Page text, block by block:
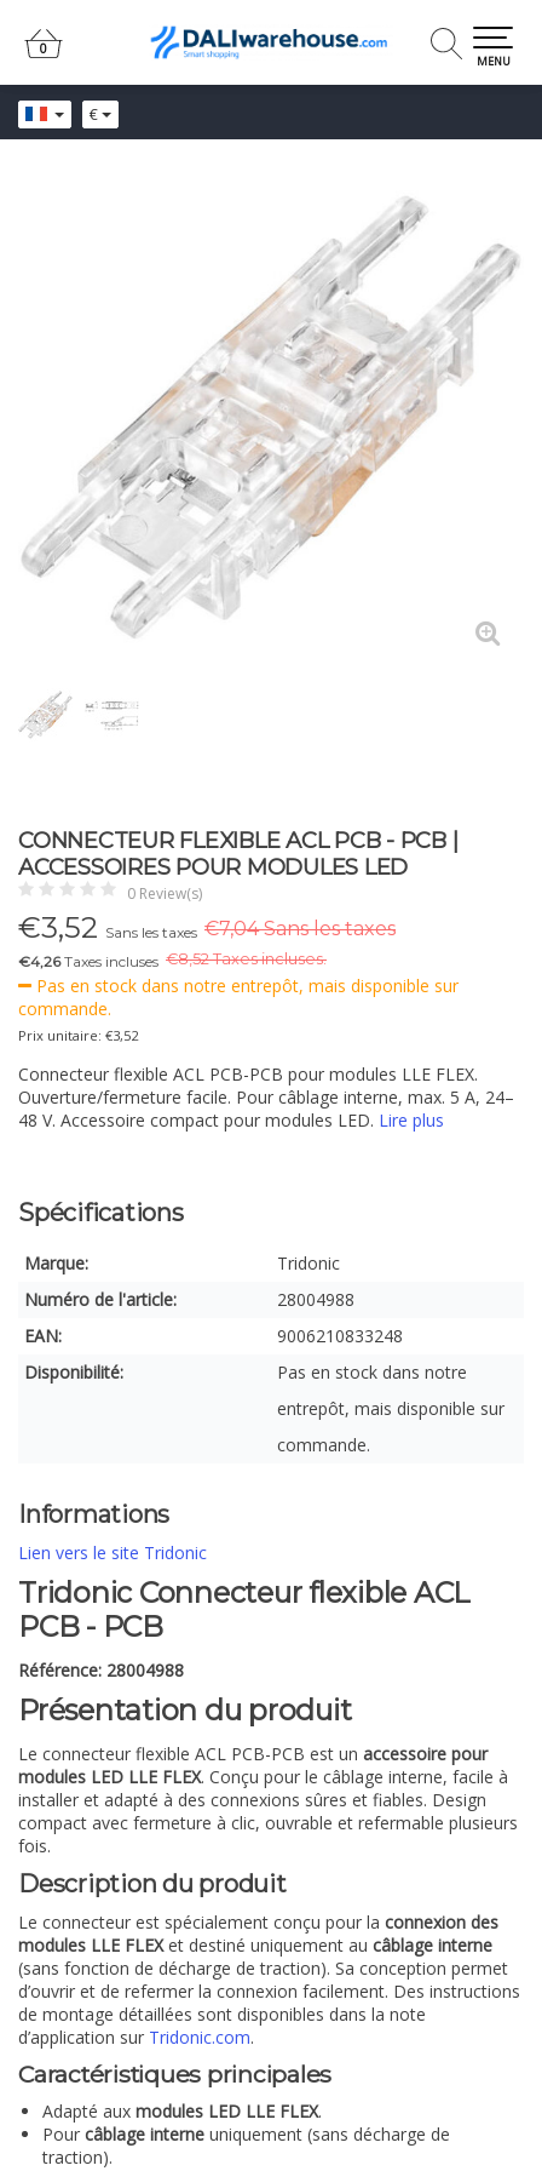
€
0
0
MENU
CONNECTEUR FLEXIBLE ACL PCB - PCB |
ACCESSOIRES POUR MODULES LED
0 Review(s)
€3,52 Sans les taxes €7,04 Sans les taxes
€4,26Taxes incluses €8,52 Taxes incluses.
Pas en stock dans notre entrepôt, mais disponible sur
commande.
Prix unitaire: €3,52
Connecteur flexible ACL PCB-PCB pour modules LLE FLEX.
Ouverture/fermeture facile. Pour câblage interne, max. 5 A, 24–
48 V. Accessoire compact pour modules LED. Lire plus
Spécifications
Marque:
Tridonic
Numéro de l'article:
28004988
EAN:
9006210833248
Disponibilité:
Pas en stock dans notre
entrepôt, mais disponible sur
commande.
Informations
Lien vers le site Tridonic
Tridonic Connecteur flexible ACL
PCB - PCB
Référence: 28004988
Présentation du produit
Le connecteur flexible ACL PCB-PCB est un accessoire pour
modules LED LLE FLEX. Conçu pour le câblage interne, facile à
installer et adapté à des connexions sûres et fiables. Design
compact avec fermeture à clic, ouvrable et refermable plusieurs
fois.
Description du produit
Le connecteur est spécialement conçu pour la connexion des
modules LLE FLEXet destiné uniquement au câblage interne
(sans fonction de décharge de traction). Sa conception permet
d’ouvrir et de refermer la connexion facilement. Des instructions
de montage détaillées sont disponibles dans la note
d’application sur Tridonic.com.
Caractéristiques principales
Adapté aux modules LED LLE FLEX.
Pour câblage interne uniquement (sans décharge de
traction).